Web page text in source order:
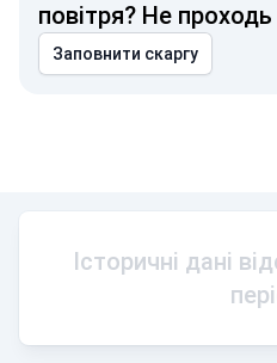
повітря? Не
Заповнити скаргу
Історичні дані